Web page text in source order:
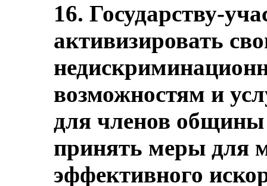
16. Государству-
активизировать
возможностям и
для членов
принять меры для
эффективного